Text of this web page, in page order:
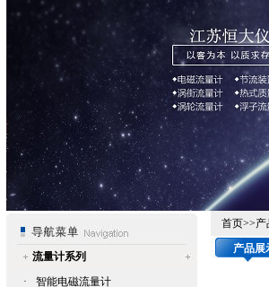
流量计系列
·
智能电磁流量计
首页>>产
产品展